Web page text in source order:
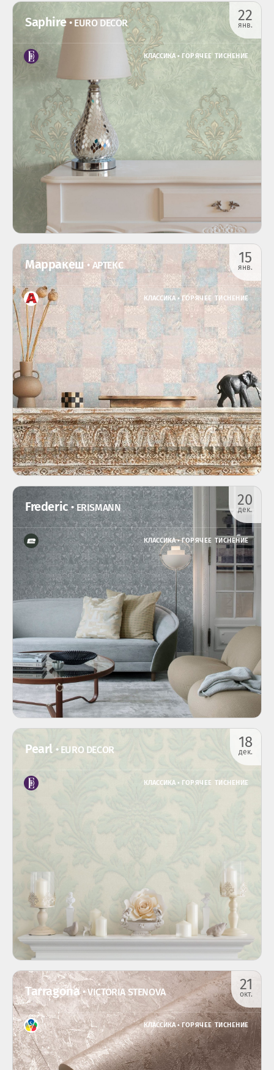
22
янв.
Saphire• EURO DECOR
КЛАССИКА • ГОРЯЧЕЕ ТИСНЕНИЕ
15
янв.
Марракеш• АРТЕКС
КЛАССИКА •ГОРЯЧЕЕ ТИСНЕНИЕ
20
дек.
Frederic• ERISMANN
КЛАССИКА •ГОРЯЧЕЕ ТИСНЕНИЕ
18
дек.
Pearl • EURO DECOR
КЛАССИКА • ГОРЯЧЕЕ ТИСНЕНИЕ
21
окт.
Tarragona• VICTORIA STENOVA
КЛАССИКА •ГОРЯЧЕЕ ТИСНЕНИЕ